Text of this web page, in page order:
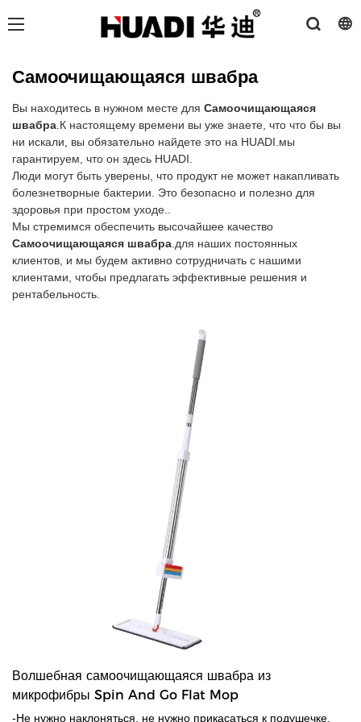
Самоочищающаяся швабра
Вы находитесь в нужном месте для Самоочищающаяся
швабра.К настоящему времени вы уже знаете, что что бы вы
ни искали, вы обязательно найдете это на HUADI.мы
гарантируем, что он здесь HUADI.
Люди могут быть уверены, что продукт не может накапливать
болезнетворные бактерии. Это безопасно и полезно для
здоровья при простом уходе..
Мы стремимся обеспечить высочайшее качество
Самоочищающаяся швабра.для наших постоянных
клиентов, и мы будем активно сотрудничать с нашими
клиентами, чтобы предлагать эффективные решения и
рентабельность.
Волшебная самоочищающаяся швабра из
микрофибры Spin And Go Flat Mop
-Не нужно наклоняться, не нужно прикасаться к подушечке.